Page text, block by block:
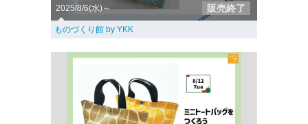
2025/8/6(水)～ 販売終了
ものづくり館 by YKK